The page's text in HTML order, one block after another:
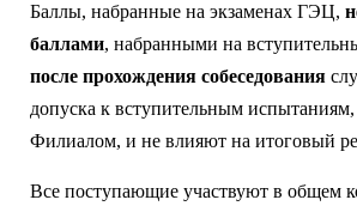
Баллы, набранные на экзаменах ГЭЦ,
баллами, набранными на
после прохождения собеседования
допуска к вступительным
Филиалом, и не влияют на итоговый
Все поступающие участвуют в общем